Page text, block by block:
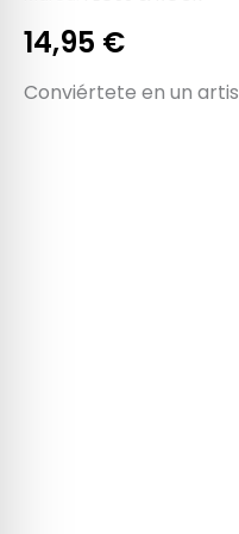
14,95 €
Conviértete en un